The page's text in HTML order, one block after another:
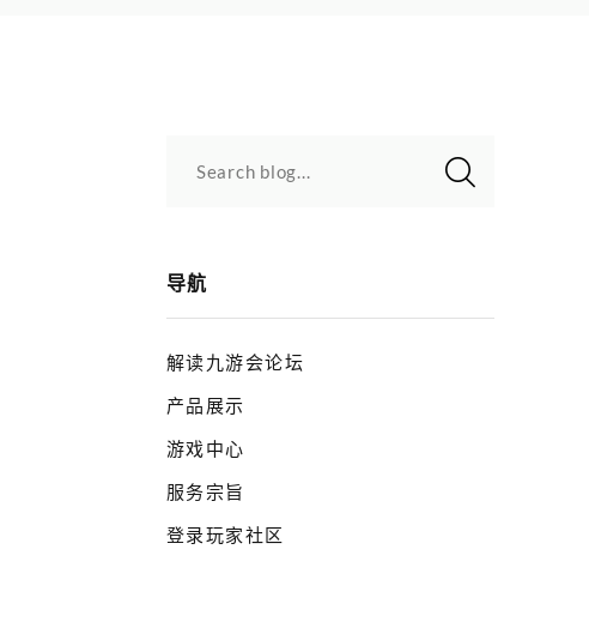
Search blog...
导航
解读九游会论坛
产品展示
游戏中心
服务宗旨
登录玩家社区